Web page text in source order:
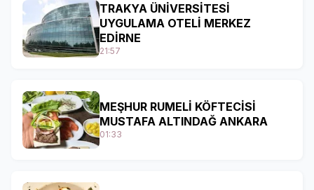
TRAKYA ÜNİVERSİTESİ
UYGULAMA OTELİ MERKEZ
EDİRNE
21:57
MEŞHUR RUMELİ KÖFTECİSİ
MUSTAFA ALTINDAĞ ANKARA
01:33